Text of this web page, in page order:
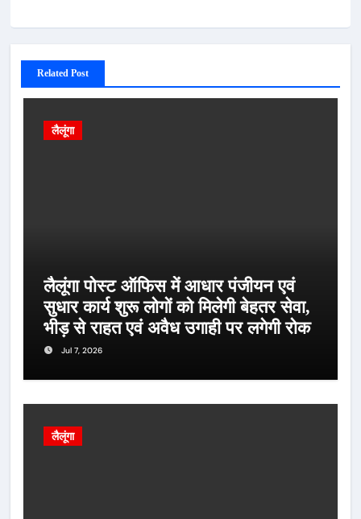
Related Post
लैलूंगा
लैलूंगा पोस्ट ऑफिस में आधार पंजीयन एवं
सुधार कार्य शुरू लोगों को मिलेगी बेहतर सेवा,
भीड़ से राहत एवं अवैध उगाही पर लगेगी रोक
Jul 7, 2026
लैलूंगा